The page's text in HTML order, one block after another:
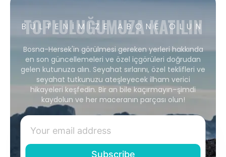
BÜLTENIMIZE ABONE OLUN
TOPLULUĞUMUZA KATILIN
Bosna-Hersek'in görülmesi gereken yerleri hakkında
en son güncellemeleri ve özel içgörüleri doğrudan
gelen kutunuza alın. Seyahat sırlarını, özel teklifleri ve
seyahat tutkunuzu ateşleyecek ilham verici
hikayeleri keşfedin. Bir an bile kaçırmayın–şimdi
kaydolun ve her maceranın parçası olun!